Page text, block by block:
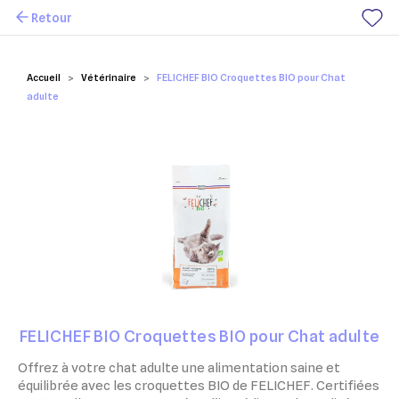
Mes favoris
Accueil Vétérinaire
FELICHEF BIO Croquettes BIO pour Chat
adulte
Retour
FELICHEF BIO Croquettes BIO pour Chat adulte
Offrez à votre chat adulte une alimentation saine et
équilibrée avec les croquettes BIO de FELICHEF. Certifiées